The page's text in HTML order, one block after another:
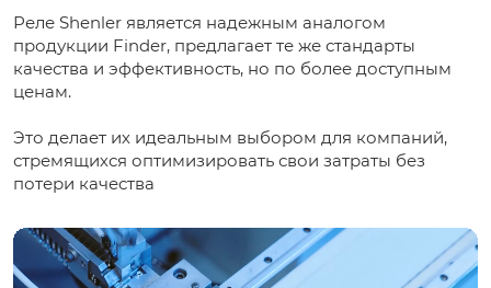
Реле Shenler является надежным аналогом
продукции Finder, предлагает те же стандарты
качества и эффективность, но по более доступным
ценам.
Это делает их идеальным выбором для компаний,
стремящихся оптимизировать свои затраты без
потери качества